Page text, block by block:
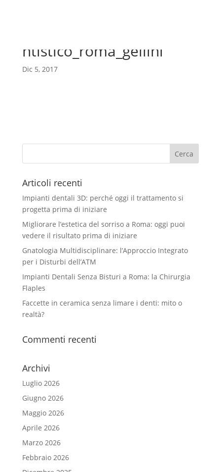
ntistico_roma_gellini
Dic 5, 2017
Articoli recenti
Impianti dentali 3D: perché oggi il trattamento si
progetta prima di iniziare
Migliorare l’estetica del sorriso a Roma: oggi puoi
vedere il risultato prima di iniziare
Gnatologia Multidisciplinare: l’Approccio Integrato
per i Disturbi dell’ATM
Impianti Dentali Senza Bisturi a Roma: la Chirurgia
Flaples
Faccette in ceramica senza limare i denti: mito o
realtà?
Commenti recenti
Archivi
Luglio 2026
Giugno 2026
Maggio 2026
Aprile 2026
Marzo 2026
Febbraio 2026